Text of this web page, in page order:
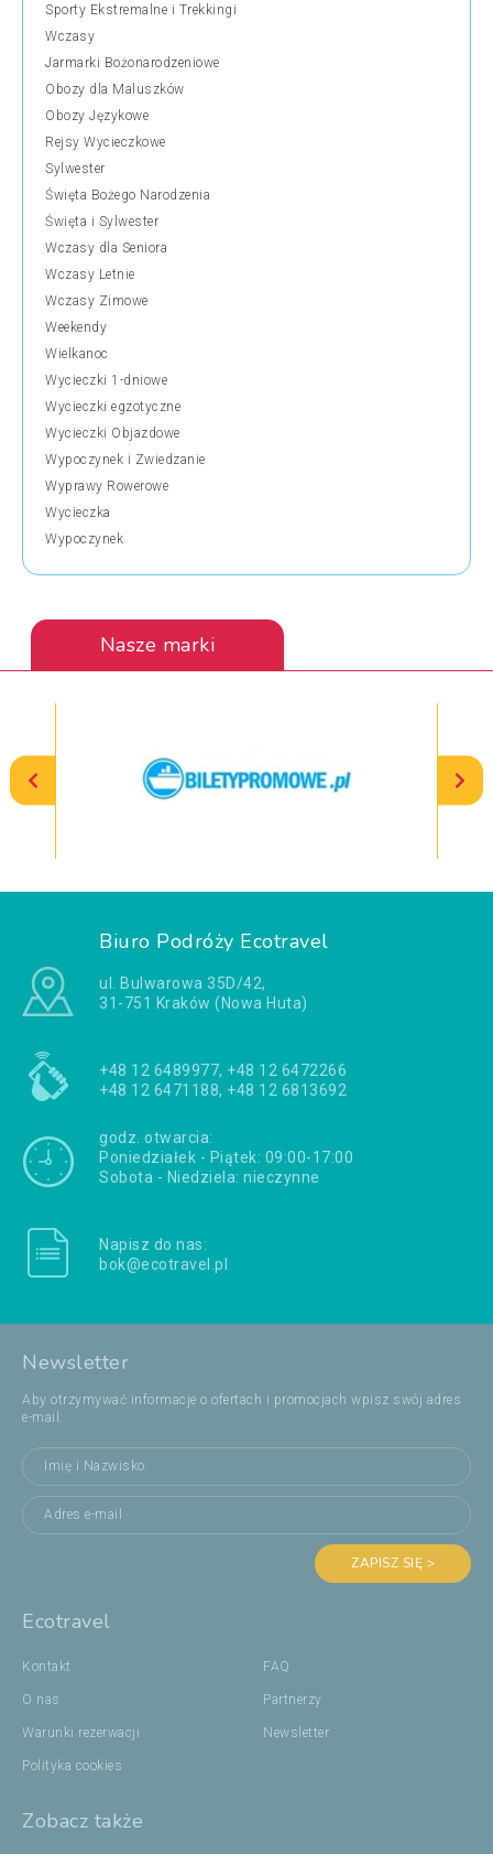
Sporty Ekstremalne i Trekkingi
Wczasy
Jarmarki Bożonarodzeniowe
Obozy dla Maluszków
Obozy Językowe
Rejsy Wycieczkowe
Sylwester
Święta Bożego Narodzenia
Święta i Sylwester
Wczasy dla Seniora
Wczasy Letnie
Wczasy Zimowe
Weekendy
Wielkanoc
Wycieczki 1-dniowe
Wycieczki egzotyczne
Wycieczki Objazdowe
Wypoczynek i Zwiedzanie
Wyprawy Rowerowe
Wycieczka
Wypoczynek
Nasze marki
Biuro Podróży Ecotravel
ul. Bulwarowa 35D/42,
31-751 Kraków (Nowa Huta)
+48 12 6489977, +48 12 6472266
+48 12 6471188, +48 12 6813692
godz. otwarcia:
Poniedziałek - Piątek: 09:00-17:00
Sobota - Niedziela: nieczynne
Napisz do nas:
bok@ecotravel.pl
Newsletter
Aby otrzymywać informacje o ofertach i promocjach wpisz swój adres
e-mail:
ZAPISZ SIĘ >
Ecotravel
Kontakt
O nas
Warunki rezerwacji
Polityka cookies
FAQ
Partnerzy
Newsletter
Zobacz także